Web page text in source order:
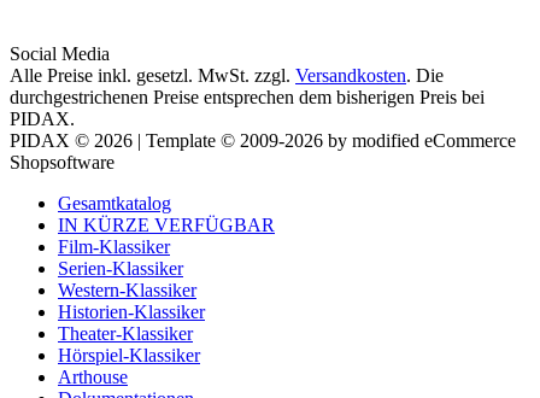
Social Media
Alle Preise inkl. gesetzl. MwSt. zzgl. Versandkosten. Die
durchgestrichenen Preise entsprechen dem bisherigen Preis bei
PIDAX.
PIDAX © 2026 | Template © 2009-2026 by modified eCommerce
Shopsoftware
Gesamtkatalog
IN KÜRZE VERFÜGBAR
Film-Klassiker
Serien-Klassiker
Western-Klassiker
Historien-Klassiker
Theater-Klassiker
Hörspiel-Klassiker
Arthouse